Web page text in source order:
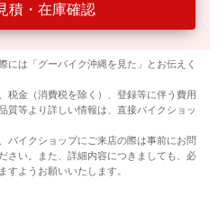
積・在庫確認
は「グーバイク沖縄を見た」とお伝えく
税金（消費税を除く）、登録等に伴う費用
質等より詳しい情報は、直接バイクショッ
バイクショップにご来店の際は事前にお問
さい。また、詳細内容につきましても、必
すようお願いいたします。